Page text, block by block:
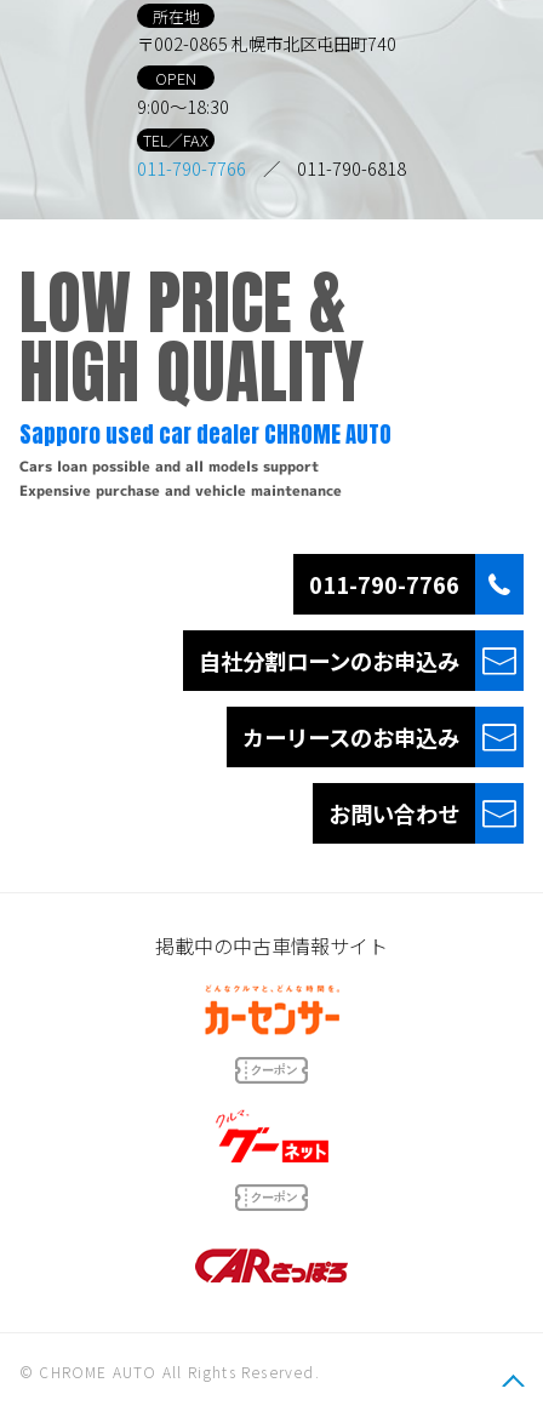
所在地
〒002-0865 札幌市北区屯田町740
OPEN
9:00～18:30
TEL／FAX
011-790-7766 ／ 011-790-6818
LOW PRICE &
HIGH QUALITY
Sapporo used car dealer CHROME AUTO
Cars loan possible and all models support
Expensive purchase and vehicle maintenance
011-790-7766
自社分割ローンのお申込み
カーリースのお申込み
お問い合わせ
掲載中の中古車情報サイト
© CHROME AUTO All Rights Reserved.